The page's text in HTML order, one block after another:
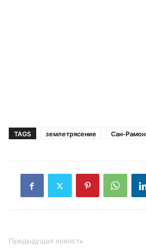
TAGS землетрясение Сан-Рамон
Предыдущая новость